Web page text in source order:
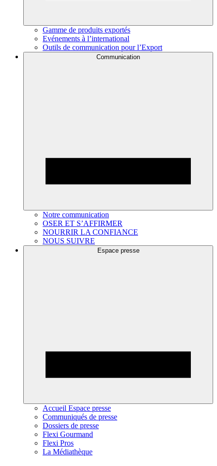
Gamme de produits exportés
Evénements à l’international
Outils de communication pour l’Export
Communication
Notre communication
OSER ET S’AFFIRMER
NOURRIR LA CONFIANCE
NOUS SUIVRE
Espace presse
Accueil Espace presse
Communiqués de presse
Dossiers de presse
Flexi Gourmand
Flexi Pros
La Médiathèque